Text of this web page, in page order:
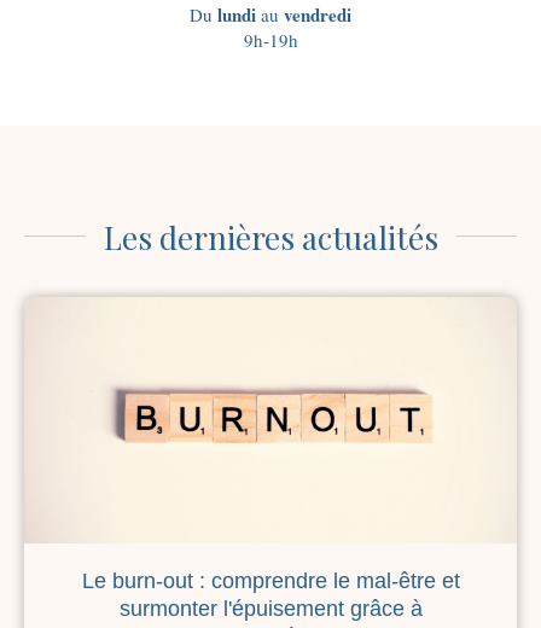
Du lundi au vendredi
9h-19h
Les dernières actualités
Le burn-out : comprendre le mal-être et
surmonter l'épuisement grâce à